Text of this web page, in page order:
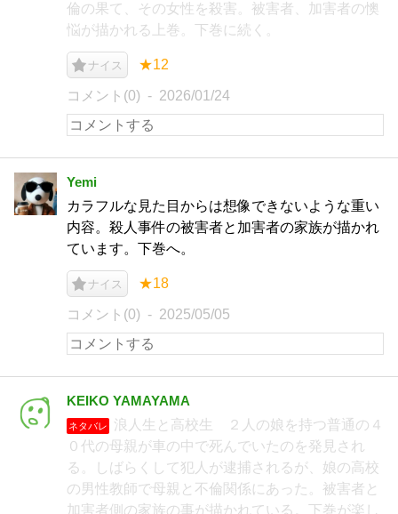
倫の果て、その女性を殺害。被害者、加害者の懊
悩が描かれる上巻。下巻に続く。
ナイス ★12
コメント(0) 2026/01/24
Yemi
カラフルな見た目からは想像できないような重い
内容。殺人事件の被害者と加害者の家族が描かれ
ています。下巻へ。
ナイス ★18
コメント(0) 2025/05/05
KEIKO YAMAYAMA
ネタバレ
浪人生と高校生 ２人の娘を持つ普通の４
０代の母親が車の中で死んでいたのを発見され
る。しばらくして犯人が逮捕されるが、娘の高校
の男性教師で母親と不倫関係にあった。被害者と
加害者側の家族の事が描かれている。下巻が楽し